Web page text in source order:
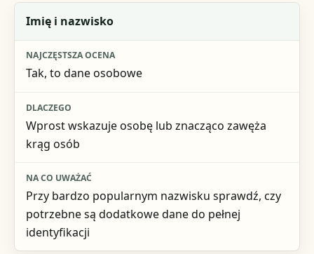
Informacja
Najczęstsza ocena
Imię i nazwisko
Tak, to dane osobowe
Wprost wskazuje osobę lub znacząco zawęża
krąg osób
Przy bardzo popularnym nazwisku sprawdź, czy
potrzebne są dodatkowe dane do pełnej
identyfikacji